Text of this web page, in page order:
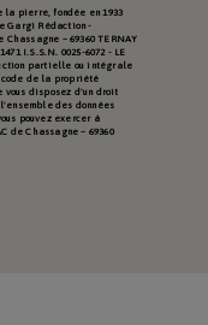
la pierre, fondée en 1933
Gargi Rédaction -
– 69360 TERNAY
I.S.S.N. 0025-6072 - LE
partielle ou intégrale
de la propriété
vous disposez d'un droit
des données
pouvez exercer à
de Chassagne – 69360